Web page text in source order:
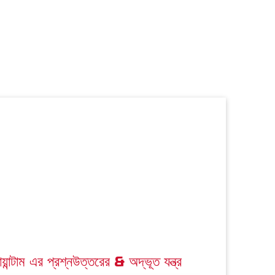
এর প্রশ্নউত্তরের & অদ্ভূত যন্ত্র